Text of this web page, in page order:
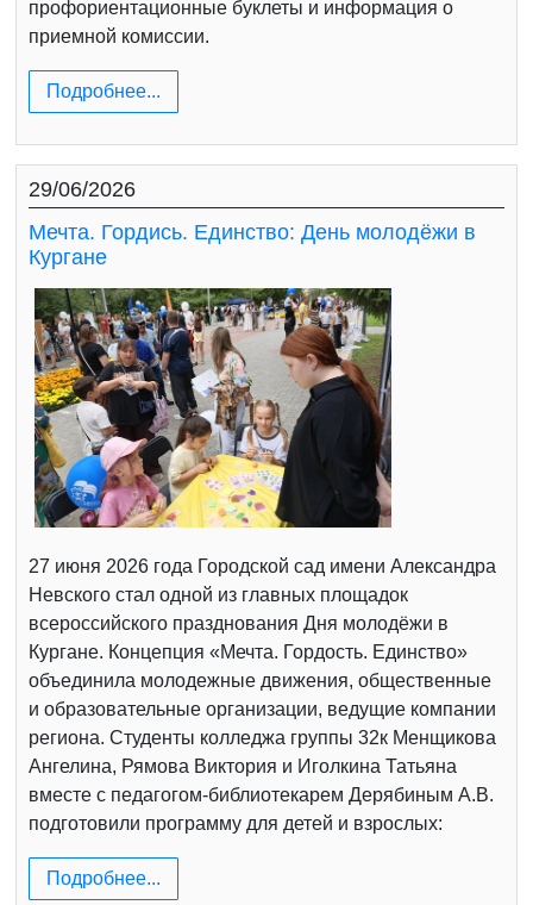
профориентационные буклеты и информация о
приемной комиссии.
Подробнее...
29/06/2026
Мечта. Гордись. Единство: День молодёжи в
Кургане
27 июня 2026 года Городской сад имени Александра
Невского стал одной из главных площадок
всероссийского празднования Дня молодёжи в
Кургане. Концепция «Мечта. Гордость. Единство»
объединила молодежные движения, общественные
и образовательные организации, ведущие компании
региона. Студенты колледжа группы 32к Менщикова
Ангелина, Рямова Виктория и Иголкина Татьяна
вместе с педагогом-библиотекарем Дерябиным А.В.
подготовили программу для детей и взрослых:
Подробнее...